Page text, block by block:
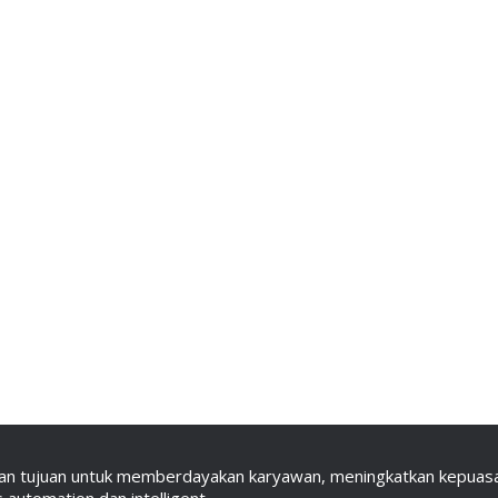
tujuan untuk memberdayakan karyawan, meningkatkan